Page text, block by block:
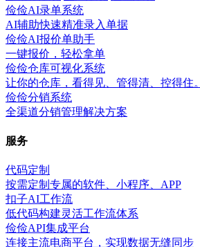
俭俭AI录单系统
AI辅助快速精准录入单据
俭俭AI报价单助手
一键报价，轻松拿单
俭俭仓库可视化系统
让你的仓库，看得见、管得清、控得住。
俭俭分销系统
全渠道分销管理解决方案
服务
代码定制
按需定制专属的软件、小程序、APP
扣子AI工作流
低代码构建灵活工作流体系
俭俭API集成平台
连接主流电商平台，实现数据无缝同步